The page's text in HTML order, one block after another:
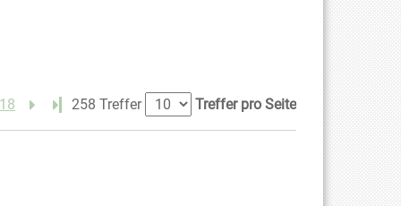
18 Letzte Seite
258 Treffer Treffer pro Seite